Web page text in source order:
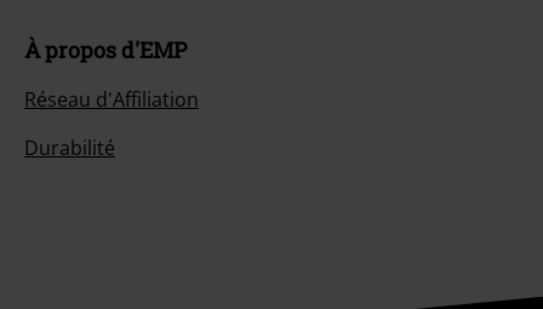
À propos d'EMP
Réseau d'Affiliation
Durabilité